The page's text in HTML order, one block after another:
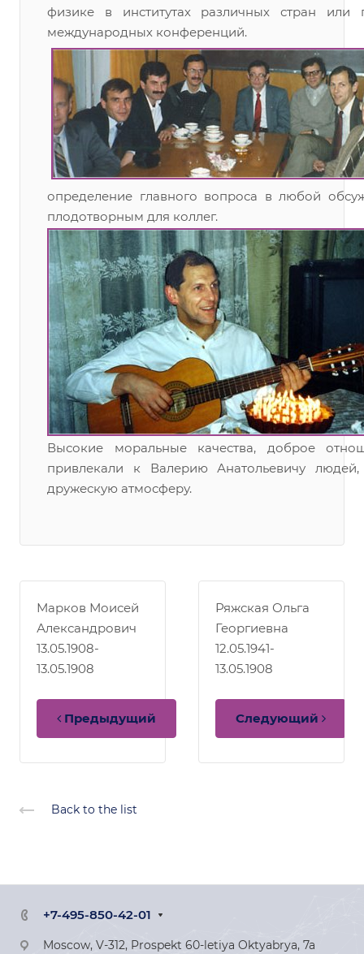
физике в институтах различных стран или
международных конференций.
определение главного вопроса в любой
плодотворным для коллег.
Высокие моральные качества, доброе
привлекали к Валерию Анатольевичу
дружескую атмосферу.
Марков Моисей
Александрович
13.05.1908-
13.05.1908
Предыдущий
Ряжская Ольга
Георгиевна
12.05.1941-
13.05.1908
Следующий
Back to the list
+7-495-850-42-01
Moscow, V-312, Prospekt 60-letiya Oktyabrya, 7a